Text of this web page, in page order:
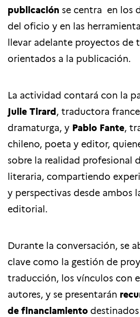
publicación se centra en los
del oficio y en las
llevar adelante proyectos de
orientados a la publicación.
La actividad contará con la
Julie Tirard, traductora
dramaturga, y Pablo Fante,
chileno, poeta y editor,
sobre la realidad profesional
literaria, compartiendo
y perspectivas desde ambos
editorial.
Durante la conversación, se
clave como la gestión de
traducción, los vínculos con
autores, y se presentarán
de financiamiento